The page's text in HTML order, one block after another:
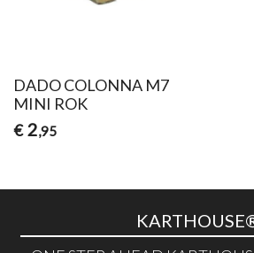
DADO COLONNA M7
MINI ROK
€ 2,95